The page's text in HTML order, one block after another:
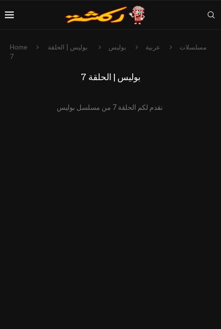
Home مسلسلات عربية بوليس
بوليس | الحلقة
7
بوليس | الحلقة 7